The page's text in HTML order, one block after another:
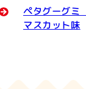
ペタグーグ
マスカット味